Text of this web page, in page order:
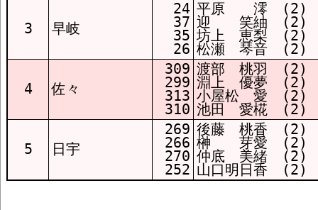
3 早岐
24
37
35
26
平原 澪 (2)
迎 笑紬 (2)
坊上 恵梨 (2)
松瀬 琴音 (2)
4 佐々
309
299
313
310
渡部 桃羽 (2)
淵上 優夢 (2)
小屋松 愛 (2)
池田 愛椛 (2)
5 日宇
269
266
270
252
後藤 桃香 (2)
榊 芽愛 (2)
仲底 美緒 (2)
山口明日香 (2)